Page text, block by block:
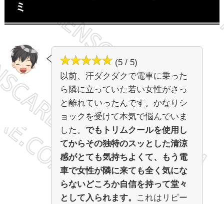
ミ
(5 / 5)
以前、汗ダクダクで電車に乗った
ら隣に立っていた若い女性がさっ
と離れていったんです。かなりシ
ョックを受けて本気で悩んでいま
した。 でもトリムクールを使用し
てからその独特のスッとした清涼
感がとても気持ちよくて、もう電
車で女性が隣に来ても全く気にな
らないどころか自信を持って堂々
として入られます。
これはリピー